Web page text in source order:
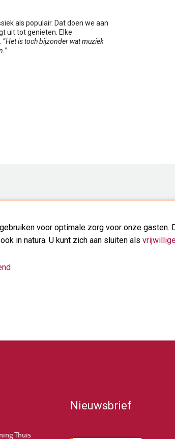
als populair. Dat doen we aan
uit tot genieten. Elke
“Het is toch bijzonder wat muziek
”
voor optimale zorg voor onze gasten.
in natura. U kunt zich aan sluiten als
Thuis
Nieuwsbrief